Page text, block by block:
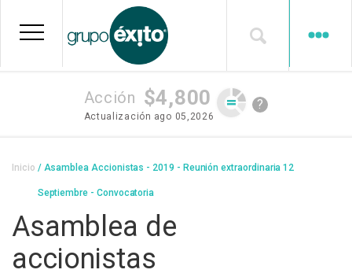
contenido
Acción $4,800
Actualización ago 05,2026
?
Sobrescribir
enlaces
de
a
Inicio Asamblea Accionistas - 2019 - Reunión extraordinaria 12
Septiembre - Convocatoria
Asamblea de
accionistas